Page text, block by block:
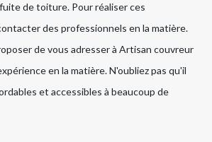
de toiture. Pour réaliser ces
des professionnels en la matière.
de vous adresser à Artisan couvreur
en la matière. N'oubliez pas qu'il
et accessibles à beaucoup de